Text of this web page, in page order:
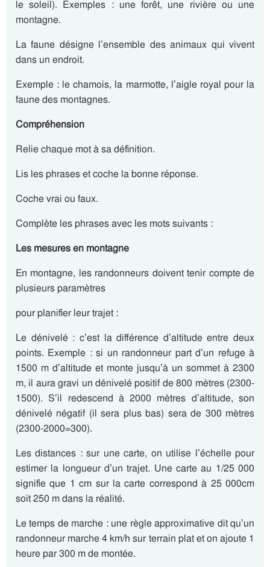
le soleil). Exemples : une forêt, une rivière ou une
montagne.
La faune désigne l’ensemble desanimaux qui vivent
dans un endroit.
Exemple : le chamois, la marmotte, l’aigle royal pour la
faune des montagnes.
Compréhension
Relie chaque mot à sa définition.
Lis les phrases et coche la bonne réponse.
Coche vrai ou faux.
Complète les phrases avec les mots suivants :
Les mesures en montagne
En montagne, les randonneurs doivent tenir compte de
plusieurs paramètres
pour planifier leur trajet :
Le dénivelé : c’est ladifférence d’altitudeentre deux
points. Exemple : si un randonneur part d’un refuge à
1500 m d’altitude et monte jusqu’à un sommet à 2300
m, il aura gravi un dénivelé positif de 800 mètres (2300-
1500). S’il redescend à 2000 mètres d’altitude, son
dénivelé négatif (il sera plus bas) sera de 300 mètres
(2300-2000=300).
Les distances :sur une carte, on utilise l’échelle pour
estimer la longueur d’un trajet. Une carte au 1/25 000
signifie que 1 cm sur la carte correspond à 25 000cm
soit 250 mdans la réalité.
Le temps de marche :une règle approximative dit qu’un
randonneur marche 4 km/h sur terrain plat et on ajoute 1
heure par 300 m de montée.